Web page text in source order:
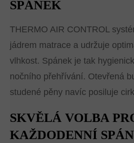
SPÁNEK
THERMO AIR CONTROL
jádrem matrace a udržuje
vlhkost. Spánek je tak
nočního přehřívání. Otevřená
studené pěny navíc posiluje
SKVĚLÁ VOLBA
KAŽDODENNÍ